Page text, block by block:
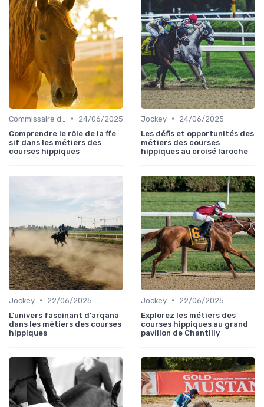
•
24/06/2025
Comprendre le rôle de la ffe
sif dans les métiers des
courses hippiques
Jockey •
24/06/2025
Les défis et opportunités des
métiers des courses
hippiques au croisé laroche
Jockey •
22/06/2025
L'univers fascinant d'arqana
dans les métiers des courses
hippiques
Jockey •
22/06/2025
Explorez les métiers des
courses hippiques au grand
pavillon de Chantilly